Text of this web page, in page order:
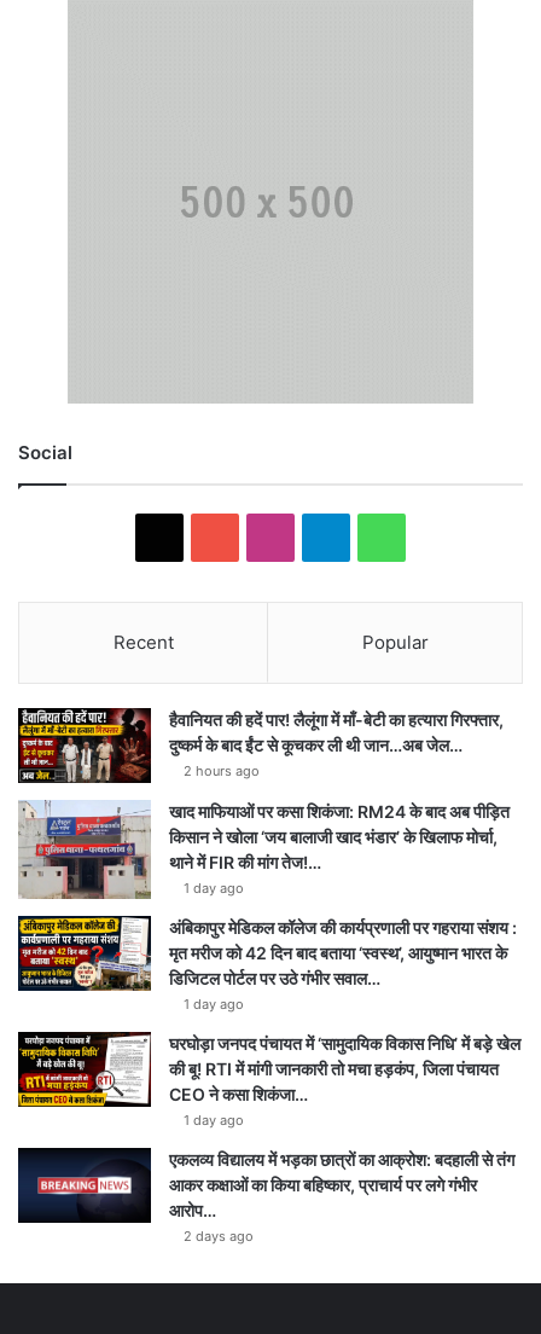
Social
Recent Popular
हैवानियत की हदें पार! लैलूंगा में माँ-बेटी का हत्यारा गिरफ्तार,
दुष्कर्म के बाद ईंट से कूचकर ली थी जान…अब जेल…
2 hours ago
खाद माफियाओं पर कसा शिकंजा: RM24 के बाद अब पीड़ित
किसान ने खोला ‘जय बालाजी खाद भंडार’ के खिलाफ मोर्चा,
थाने में FIR की मांग तेज!…
1 day ago
अंबिकापुर मेडिकल कॉलेज की कार्यप्रणाली पर गहराया संशय :
मृत मरीज को 42 दिन बाद बताया ‘स्वस्थ’, आयुष्मान भारत के
डिजिटल पोर्टल पर उठे गंभीर सवाल…
1 day ago
घरघोड़ा जनपद पंचायत में ‘सामुदायिक विकास निधि’ में बड़े खेल
की बू! RTI में मांगी जानकारी तो मचा हड़कंप, जिला पंचायत
CEO ने कसा शिकंजा…
1 day ago
एकलव्य विद्यालय में भड़का छात्रों का आक्रोश: बदहाली से तंग
आकर कक्षाओं का किया बहिष्कार, प्राचार्य पर लगे गंभीर
आरोप…
2 days ago